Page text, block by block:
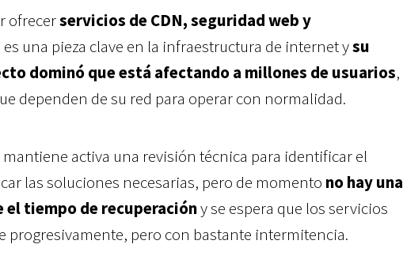
ofrecerservicios de CDN, seguridad web y
es una pieza clave en la infraestructura de internet ysu
dominó que está afectando a millones de usuarios,
dependen de su red para operar con normalidad.
activa una revisión técnica para identificar el
las soluciones necesarias, pero de momento no hay una
tiempo de recuperacióny se espera que los servicios
progresivamente, pero con bastante intermitencia.